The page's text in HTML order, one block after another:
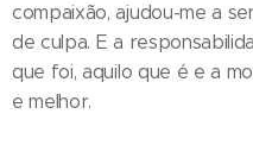
compaixão, ajudou-me a
de culpa. E a
que foi, aquilo que é e a
e melhor.